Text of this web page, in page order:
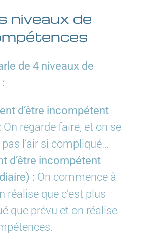
niveaux de
de 4 niveaux de
d’être incompétent
On regarde faire, et on se
pas l’air si compliqué…
d’être incompétent
: On commence à
réalise que c’est plus
que prévu et on réalise